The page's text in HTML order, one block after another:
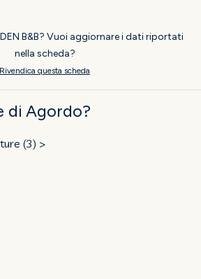
B&B? Vuoi aggiornare i dati riportati
nella scheda?
Rivendica questa scheda
di Agordo?
(3) >